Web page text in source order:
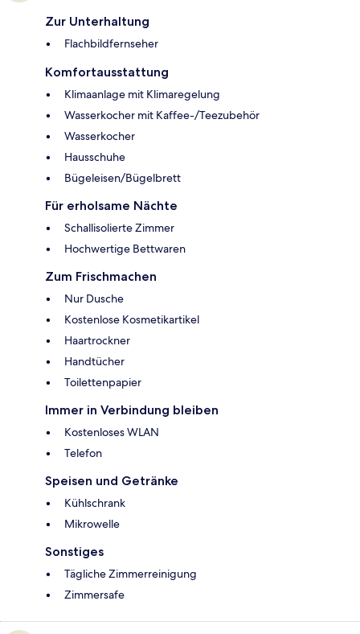
Zur Unterhaltung
Flachbildfernseher
Komfortausstattung
Klimaanlage mit Klimaregelung
Wasserkocher mit Kaffee-/Teezubehör
Wasserkocher
Hausschuhe
Bügeleisen/Bügelbrett
Für erholsame Nächte
Schallisolierte Zimmer
Hochwertige Bettwaren
Zum Frischmachen
Nur Dusche
Kostenlose Kosmetikartikel
Haartrockner
Handtücher
Toilettenpapier
Immer in Verbindung bleiben
Kostenloses WLAN
Telefon
Speisen und Getränke
Kühlschrank
Mikrowelle
Sonstiges
Tägliche Zimmerreinigung
Zimmersafe